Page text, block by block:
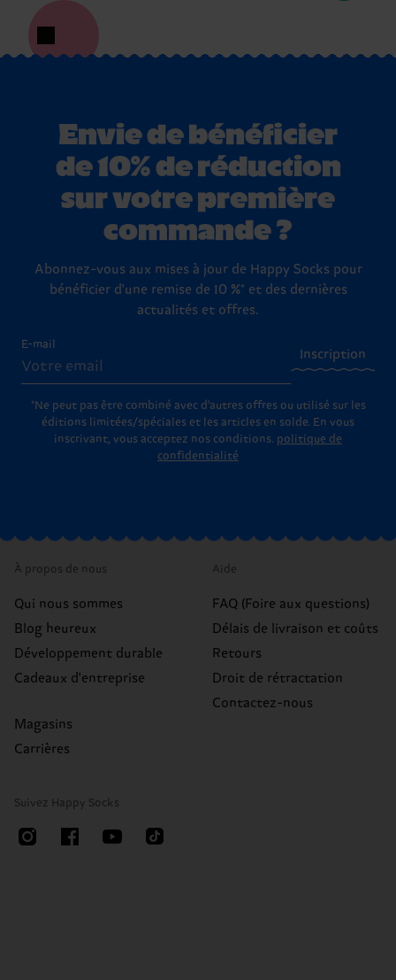
Envie de bénéficier
de 10% de réduction
sur votre première
commande ?
Abonnez-vous aux mises à jour de Happy Socks pour
bénéficier d'une remise de 10 %* et des dernières
actualités et offres.
E-mail
Inscription
*Ne peut pas être combiné avec d'autres offres ou utilisé sur les
éditions limitées/spéciales et les articles en solde. En vous
inscrivant, vous acceptez nos conditions. politique de
confidentialité
À propos de nous
Qui nous sommes
Blog heureux
Développement durable
Cadeaux d'entreprise
Magasins
Carrières
Aide
FAQ (Foire aux questions)
Délais de livraison et coûts
Retours
Droit de rétractation
Contactez-nous
Suivez Happy Socks